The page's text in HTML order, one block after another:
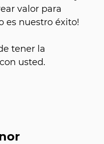
valor para
es nuestro éxito!
tener la
usted.